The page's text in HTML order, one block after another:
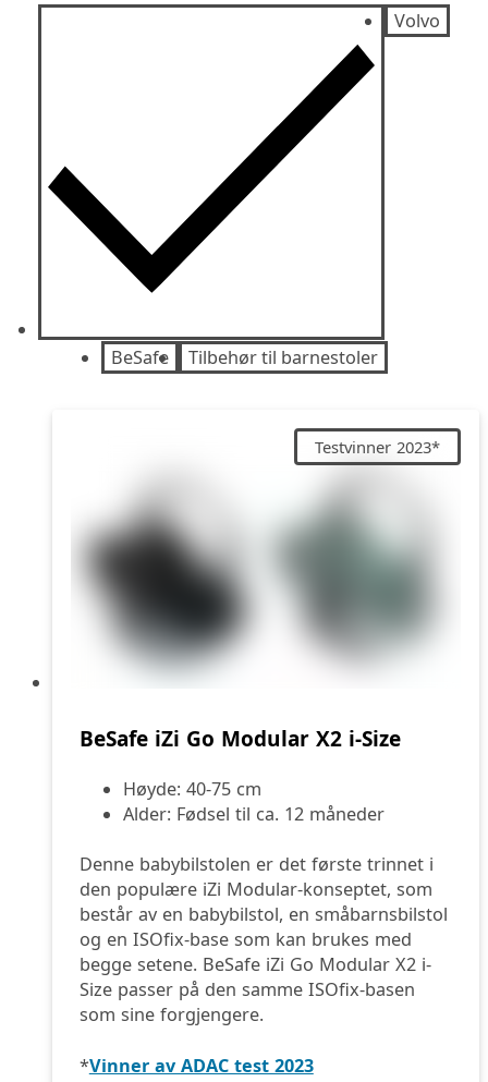
Volvo
BeSafe Tilbehør til barnestoler
Testvinner 2023*
BeSafe iZi Go Modular X2 i-Size
Høyde: 40-75 cm
Alder: Fødsel til ca. 12 måneder
Denne babybilstolen er det første trinnet i
den populære iZi Modular-konseptet, som
består av en babybilstol, en småbarnsbilstol
og en ISOfix-base som kan brukes med
begge setene. BeSafe iZi Go Modular X2 i-
Size passer på den samme ISOfix-basen
som sine forgjengere.
*Vinner av ADAC test 2023